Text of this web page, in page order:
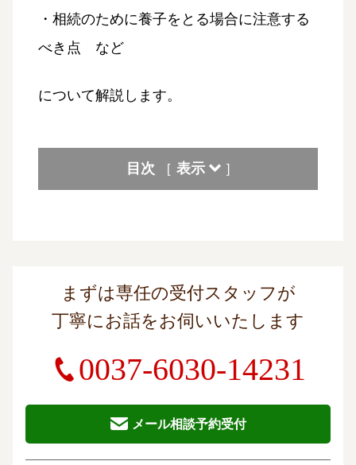
・相続のために養子をとる場合に注意する
べき点 など
について解説します。
目次 [ 表示 ]
まずは専任の受付スタッフが
丁寧にお話をお伺いいたします
0037-6030-14231
メール相談予約受付